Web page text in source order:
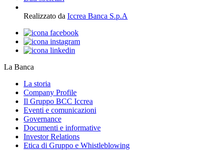
Realizzato da Iccrea Banca S.p.A
La Banca
La storia
Company Profile
Il Gruppo BCC Iccrea
Eventi e comunicazioni
Governance
Documenti e informative
Investor Relations
Etica di Gruppo e Whistleblowing